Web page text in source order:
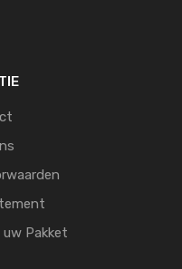
Pakket